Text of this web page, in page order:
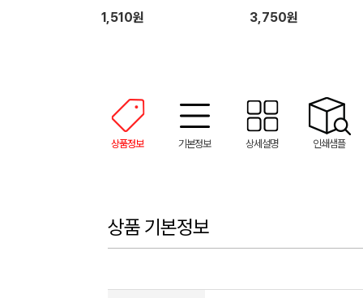
1,510원 3,750원
상품정보 기본정보 상세설명 인쇄샘플
상품 기본정보